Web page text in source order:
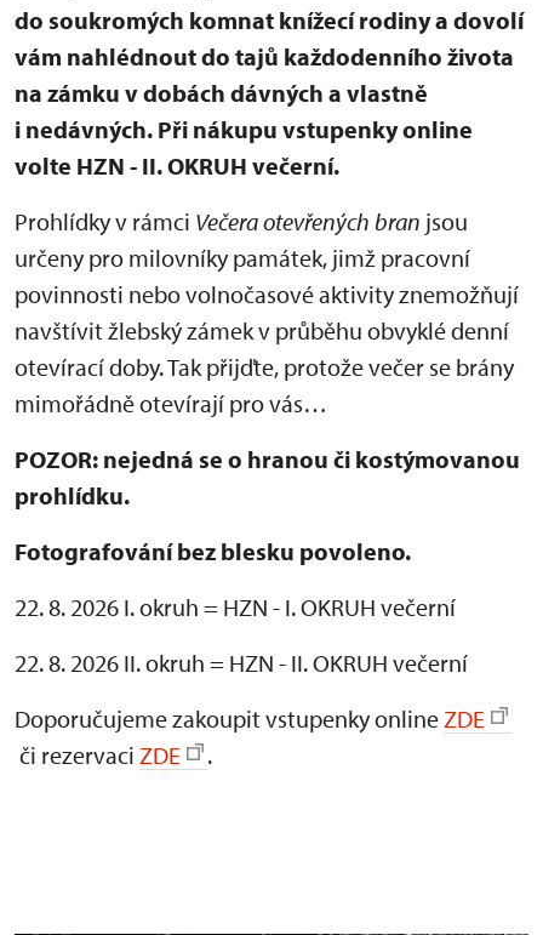
do soukromých komnat knížecí rodiny a dovolí
vám nahlédnout do tajů každodenního života
na zámku v dobách dávných a vlastně
i nedávných. Při nákupu vstupenky online
volte HZN - II. OKRUH večerní.
Prohlídky v rámci Večera otevřených bran jsou
určeny pro milovníky památek, jimž pracovní
povinnosti nebo volnočasové aktivity znemožňují
navštívit žlebský zámek v průběhu obvyklé denní
otevírací doby. Tak přijďte, protože večer se brány
mimořádně otevírají pro vás…
POZOR: nejedná se o hranou či kostýmovanou
prohlídku.
Fotografování bez blesku povoleno.
22. 8. 2026 I. okruh = HZN - I. OKRUH večerní
22. 8. 2026 II. okruh = HZN - II. OKRUH večerní
Doporučujeme zakoupit vstupenky online ZDE
či rezervaci ZDE .